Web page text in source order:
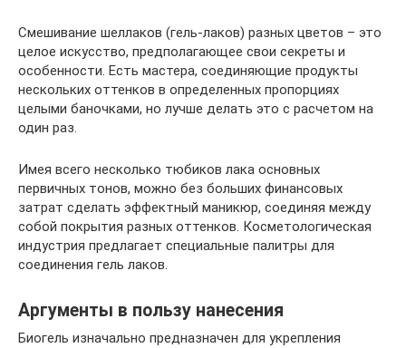
Смешивание шеллаков (гель-лаков) разных цветов – это
целое искусство, предполагающее свои секреты и
особенности. Есть мастера, соединяющие продукты
нескольких оттенков в определенных пропорциях
целыми баночками, но лучше делать это с расчетом на
один раз.
Имея всего несколько тюбиков лака основных
первичных тонов, можно без больших финансовых
затрат сделать эффектный маникюр, соединяя между
собой покрытия разных оттенков. Косметологическая
индустрия предлагает специальные палитры для
соединения гель лаков.
Аргументы в пользу нанесения
Биогель изначально предназначен для укрепления